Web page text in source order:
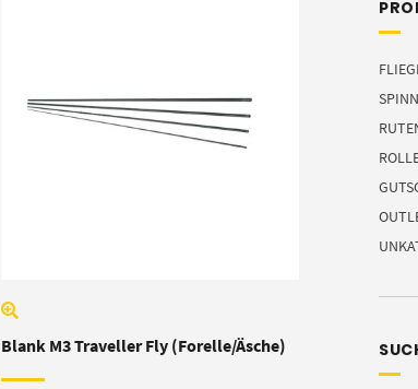
Blank M3 Traveller Fly (Forelle/Äsche)